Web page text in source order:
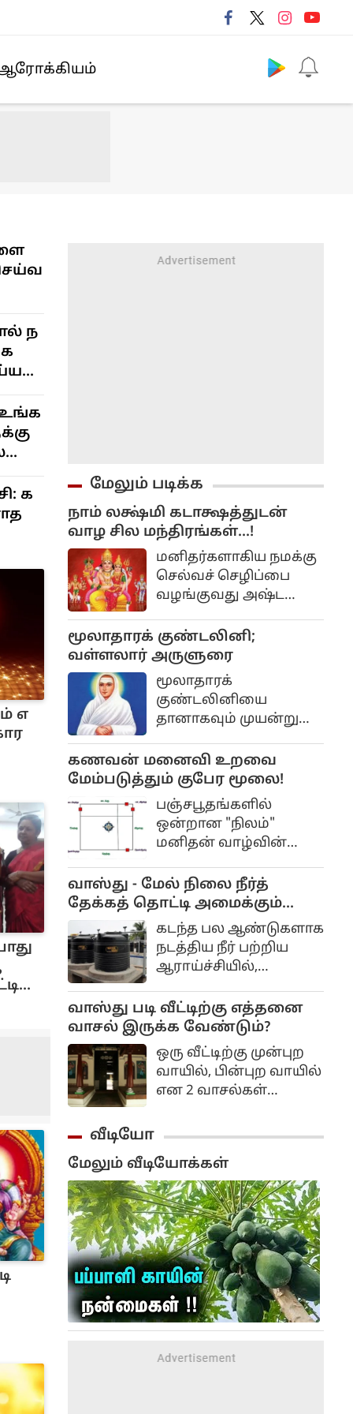
ந
!!
உங்க
க
எ
மேலும் படிக்க
நாம் லக்ஷ்மி கடாக்ஷத்துடன்
வாழ சில மந்திரங்கள்...!
மனிதர்களாகிய நமக்கு
செல்வச் செழிப்பை
வழங்குவது அஷ்ட
குபேரர் மந்திரங்களை
நாள்தோறும் கூற
வேண்டும், அல்லது
மகான் திருமூலர்
கூறியதுபோல “ஓம்
ஐஸ்வரேஸ்வராய நம
“என்றாவது
கூறவேண்டும். இதை
மல்லிகை பூ போடும்
போது கூறலாம்.
மூலாதாரக் குண்டலினி;
வள்ளலார் அருளுரை
மூலாதாரக்
குண்டலினியை
தானாகவும் முயன்று
குருநாதர்களின்
உதவியாலும் மேலே
எழும்பச் செய்யலாம்.
இப்படி படிபடிப்படியாக
அவை மேலே எழும்பப்
பல காலம் பிடிக்கும்.
கணவன் மனைவி உறவை
மேம்படுத்தும் குபேர மூலை!
பஞ்சபூதங்களில்
ஒன்றான "நிலம்"
மனிதன் வாழ்வின்
கருதப்படுகின்றது.
வாஸ்துவில்
தென்மேற்கு மூலையே
நிலத்திற்கு ஒப்பிட்டு
வாஸ்து - மேல் நிலை நீர்த்
தேக்கத் தொட்டி அமைக்கும்
முறை..
கடந்த பல ஆண்டுகளாக
நடத்திய நீர் பற்றிய
ஆராய்ச்சியில்,
தேவைப்படும்
உயிர்ப்பாற்றலைக்
கிரகித்து, அதனை
மனிதர்களுக்கு
வழங்கும்
வாஸ்து படி வீட்டிற்கு எத்தனை
வாசல் இருக்க வேண்டும்?
ஒரு வீட்டிற்கு முன்புற
வாயில், பின்புற வாயில்
என 2 வாசல்கள்
உதவுவதால்,
இதுபோன்ற
அமைப்புடைய வீடுகள்
வீடியோ
மேலும் வீடியோக்கள்